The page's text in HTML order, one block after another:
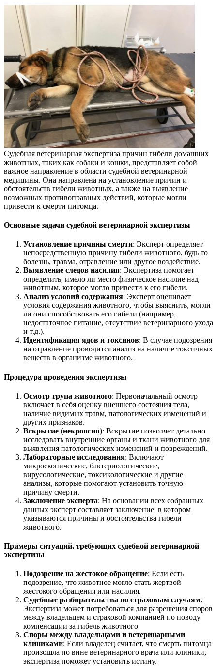
Судебная ветеринарная экспертиза причин гибели домашних
животных, таких как собаки и кошки, представляет собой
важное направление в области судебной ветеринарной
медицины. Она направлена на установление причин и
обстоятельств гибели животных, а также на выявление
возможных противоправных действий, которые могли
привести к смерти питомца.
Основные задачи судебной ветеринарной экспертизы
Установление причины смерти: Эксперт определяет
непосредственную причину гибели животного, будь то
болезнь, травма, отравление или другое воздействие.
Выявление следов насилия: Экспертиза помогает
определить, имело ли место физическое насилие над
животным, которое могло привести к его гибели.
Анализ условий содержания: Эксперт оценивает
условия содержания животного, чтобы выяснить, могли
ли они способствовать его гибели (например,
недостаточное питание, отсутствие ветеринарного ухода
и т.д.).
Идентификация ядов и токсинов: В случае подозрения
на отравление проводится анализ на наличие токсичных
веществ в организме животного.
Процедура проведения экспертизы
Осмотр трупа животного: Первоначальный осмотр
включает в себя оценку внешнего состояния тела,
наличие видимых травм, патологических изменений и
других признаков.
Вскрытие (некропсия): Вскрытие позволяет детально
исследовать внутренние органы и ткани животного для
выявления патологических изменений и повреждений.
Лабораторные исследования: Включают
микроскопические, бактериологические,
вирусологические, токсикологические и другие
анализы, которые помогают установить точную
причину смерти.
Заключение эксперта: На основании всех собранных
данных эксперт составляет заключение, в котором
указываются причины и обстоятельства гибели
животного.
Примеры ситуаций, требующих судебной ветеринарной
экспертизы
Подозрение на жестокое обращение: Если есть
подозрение, что животное могло стать жертвой
жестокого обращения или насилия.
Судебные разбирательства по страховым случаям:
Экспертиза может потребоваться для разрешения споров
между владельцем и страховой компанией по поводу
компенсации за гибель животного.
Споры между владельцами и ветеринарными
клиниками: Если владелец считает, что смерть питомца
произошла по вине ветеринарного врача или клиники,
экспертиза поможет установить истину.